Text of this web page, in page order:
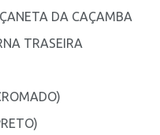
DA CAÇAMBA
TRASEIRA